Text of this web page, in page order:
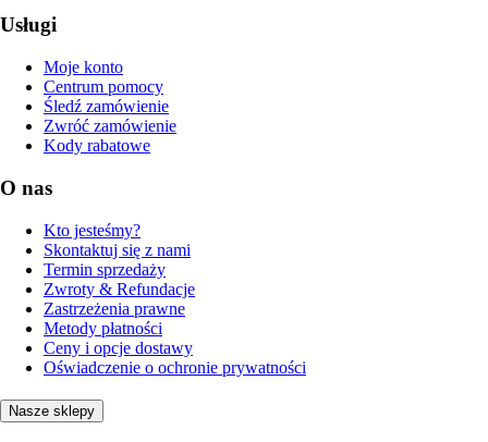
Usługi
Moje konto
Centrum pomocy
Śledź zamówienie
Zwróć zamówienie
Kody rabatowe
O nas
Kto jesteśmy?
Skontaktuj się z nami
Termin sprzedaży
Zwroty & Refundacje
Zastrzeżenia prawne
Metody płatności
Ceny i opcje dostawy
Oświadczenie o ochronie prywatności
Nasze sklepy